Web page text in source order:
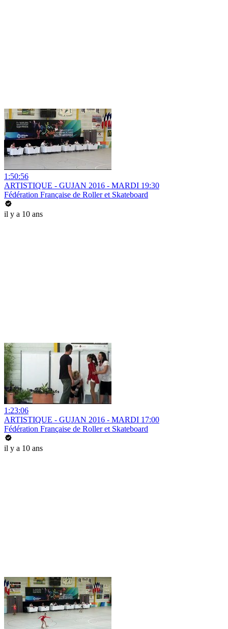
1:50:56
ARTISTIQUE - GUJAN 2016 - MARDI 19:30
Fédération Française de Roller et Skateboard
il y a 10 ans
1:23:06
ARTISTIQUE - GUJAN 2016 - MARDI 17:00
Fédération Française de Roller et Skateboard
il y a 10 ans